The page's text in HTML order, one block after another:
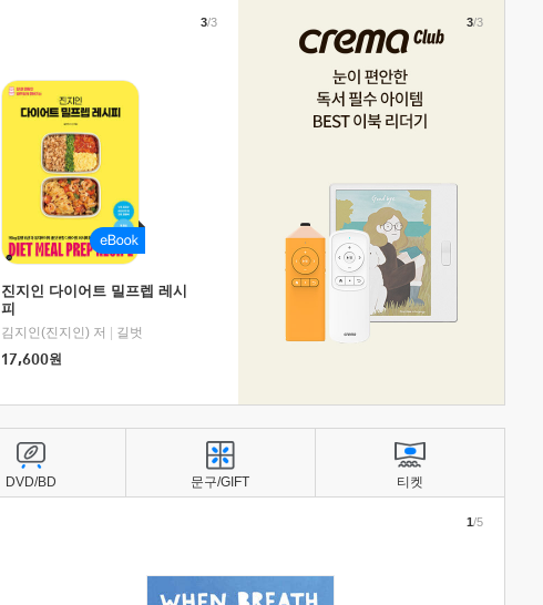
진지인 다이어트 밀프렙 레시
피
김지인(진지인) 저
길벗
17,600원
3/3 3/3
1/5
DVD/BD 문구/GIFT 티켓